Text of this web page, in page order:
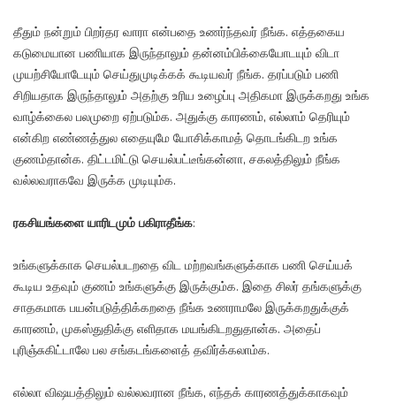
தீதும் நன்றும் பிறர்தர வாரா என்பதை உணர்ந்தவர் நீங்க. எத்தகைய
கடுமையான பணியாக இருந்தாலும் தன்னம்பிக்கையோடயும் விடா
முயற்சியோடேயும் செய்துமுடிக்கக் கூடியவர் நீங்க. தரப்படும் பணி
சிறியதாக இருந்தாலும் அதற்கு உரிய உழைப்பு அதிகமா இருக்கறது உங்க
வாழ்க்கைல பலமுறை ஏற்படும்க. அதுக்கு காரணம், எல்லாம் தெரியும்
என்கிற எண்ணத்துல எதையுமே யோசிக்காமத் தொடங்கிடற உங்க
குணம்தான்க. திட்டமிட்டு செயல்பட்டீங்கன்னா, சகலத்திலும் நீங்க
வல்லவராகவே இருக்க முடியும்க.
ரகசியங்களை யாரிடமும் பகிராதீங்க:
உங்களுக்காக செயல்படறதை விட மற்றவங்களுக்காக பணி செய்யக்
கூடிய உதவும் குணம் உங்களுக்கு இருக்கும்க. இதை சிலர் தங்களுக்கு
சாதகமாக பயன்படுத்திக்கறதை நீங்க உணராமலே இருக்கறதுக்குக்
காரணம், முகஸ்துதிக்கு எளிதாக மயங்கிடறதுதான்க. அதைப்
புரிஞ்சுகிட்டாலே பல சங்கடங்களைத் தவிர்க்கலாம்க.
எல்லா விஷயத்திலும் வல்லவரான நீங்க, எந்தக் காரணத்துக்காகவும்